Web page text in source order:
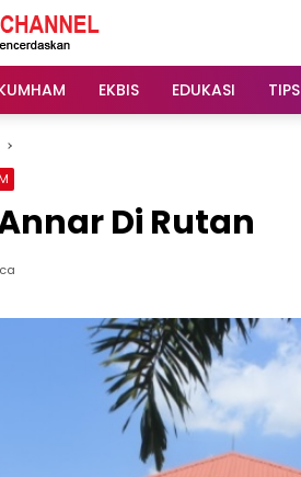
EKBIS EDUKASI TIPS
Di Rutan